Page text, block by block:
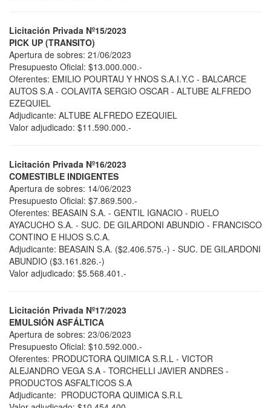
Licitación Privada Nº15/2023
PICK UP (TRANSITO)
Apertura de sobres: 21/06/2023
Presupuesto Oficial: $13.000.000.-
Oferentes: EMILIO POURTAU Y HNOS S.A.I.Y.C - BALCARCE
AUTOS S.A - COLAVITA SERGIO OSCAR - ALTUBE ALFREDO
EZEQUIEL
Adjudicante: ALTUBE ALFREDO EZEQUIEL
Valor adjudicado: $11.590.000.-
Licitación Privada Nº16/2023
COMESTIBLE INDIGENTES
Apertura de sobres: 14/06/2023
Presupuesto Oficial: $7.869.500.-
Oferentes: BEASAIN S.A. - GENTIL IGNACIO - RUELO
AYACUCHO S.A. - SUC. DE GILARDONI ABUNDIO - FRANCISCO
CONTINO E HIJOS S.C.A.
Adjudicante: BEASAIN S.A. ($2.406.575.-) - SUC. DE GILARDONI
ABUNDIO ($3.161.826.-)
Valor adjudicado: $5.568.401.-
Licitación Privada Nº17/2023
EMULSIÓN ASFÁLTICA
Apertura de sobres: 23/06/2023
Presupuesto Oficial: $10.592.000.-
Oferentes: PRODUCTORA QUIMICA S.R.L - VICTOR
ALEJANDRO VEGA S.A - TORCHELLI JAVIER ANDRES -
PRODUCTOS ASFALTICOS S.A
Adjudicante: PRODUCTORA QUIMICA S.R.L